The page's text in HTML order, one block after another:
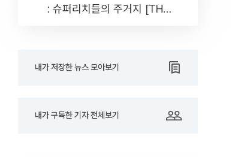
: 슈퍼리치들의 주거지 [THE
내가 저장한 뉴스 모아보기
내가 구독한 기자 전체보기